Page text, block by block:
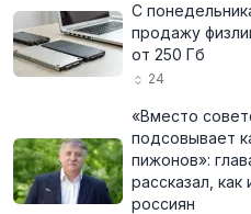
С
продажу
от 250 Гб
24
«Вместо
подсовывает
пижонов»:
рассказал,
россиян